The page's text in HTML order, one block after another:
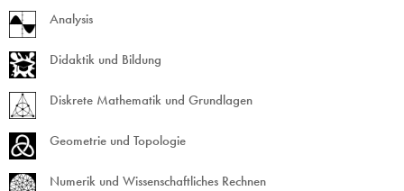
Analysis
Didaktik und Bildung
Diskrete Mathematik und Grundlagen
Geometrie und Topologie
Numerik und Wissenschaftliches Rechnen